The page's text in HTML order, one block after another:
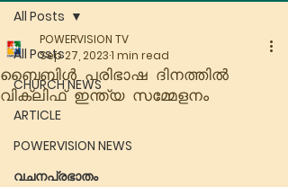
All Posts
CHURCH NEWS
ARTICLE
POWERVISION NEWS
വചനപ്രഭാതം
All Posts
ബൈബിൾ പരിഭാഷ ദിനത്തിൽ
വിക്ലിഫ് ഇന്ത്യ സമ്മേളനം
POWERVISION TV
Sep 27, 20231 min read